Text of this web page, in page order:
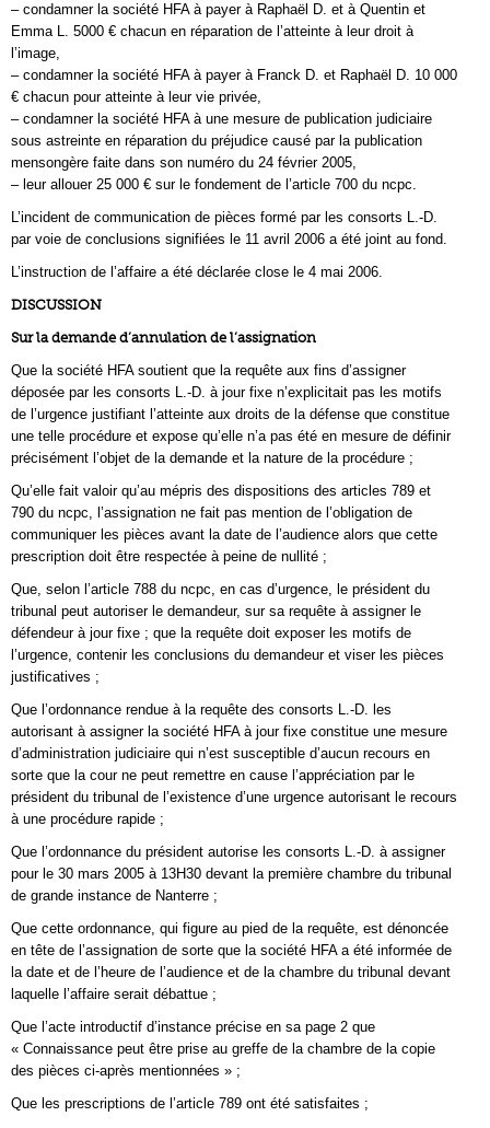
– condamner la société HFA à payer à Raphaël D. et à Quentin et
Emma L. 5000 € chacun en réparation de l’atteinte à leur droit à
l’image,
– condamner la société HFA à payer à Franck D. et Raphaël D. 10 000
€ chacun pour atteinte à leur vie privée,
– condamner la société HFA à une mesure de publication judiciaire
sous astreinte en réparation du préjudice causé par la publication
mensongère faite dans son numéro du 24 février 2005,
– leur allouer 25 000 € sur le fondement de l’article 700 du ncpc.
L’incident de communication de pièces formé par les consorts L.-D.
par voie de conclusions signifiées le 11 avril 2006 a été joint au fond.
L’instruction de l’affaire a été déclarée close le 4 mai 2006.
DISCUSSION
Sur la demande d’annulation de l’assignation
Que la société HFA soutient que la requête aux fins d’assigner
déposée par les consorts L.-D. à jour fixe n’explicitait pas les motifs
de l’urgence justifiant l’atteinte aux droits de la défense que constitue
une telle procédure et expose qu’elle n’a pas été en mesure de définir
précisément l’objet de la demande et la nature de la procédure ;
Qu’elle fait valoir qu’au mépris des dispositions des articles 789 et
790 du ncpc, l’assignation ne fait pas mention de l’obligation de
communiquer les pièces avant la date de l’audience alors que cette
prescription doit être respectée à peine de nullité ;
Que, selon l’article 788 du ncpc, en cas d’urgence, le président du
tribunal peut autoriser le demandeur, sur sa requête à assigner le
défendeur à jour fixe ; que la requête doit exposer les motifs de
l’urgence, contenir les conclusions du demandeur et viser les pièces
justificatives ;
Que l’ordonnance rendue à la requête des consorts L.-D. les
autorisant à assigner la société HFA à jour fixe constitue une mesure
d’administration judiciaire qui n’est susceptible d’aucun recours en
sorte que la cour ne peut remettre en cause l’appréciation par le
président du tribunal de l’existence d’une urgence autorisant le recours
à une procédure rapide ;
Que l’ordonnance du président autorise les consorts L.-D. à assigner
pour le 30 mars 2005 à 13H30 devant la première chambre du tribunal
de grande instance de Nanterre ;
Que cette ordonnance, qui figure au pied de la requête, est dénoncée
en tête de l’assignation de sorte que la société HFA a été informée de
la date et de l’heure de l’audience et de la chambre du tribunal devant
laquelle l’affaire serait débattue ;
Que l’acte introductif d’instance précise en sa page 2 que
« Connaissance peut être prise au greffe de la chambre de la copie
des pièces ci-après mentionnées » ;
Que les prescriptions de l’article 789 ont été satisfaites ;